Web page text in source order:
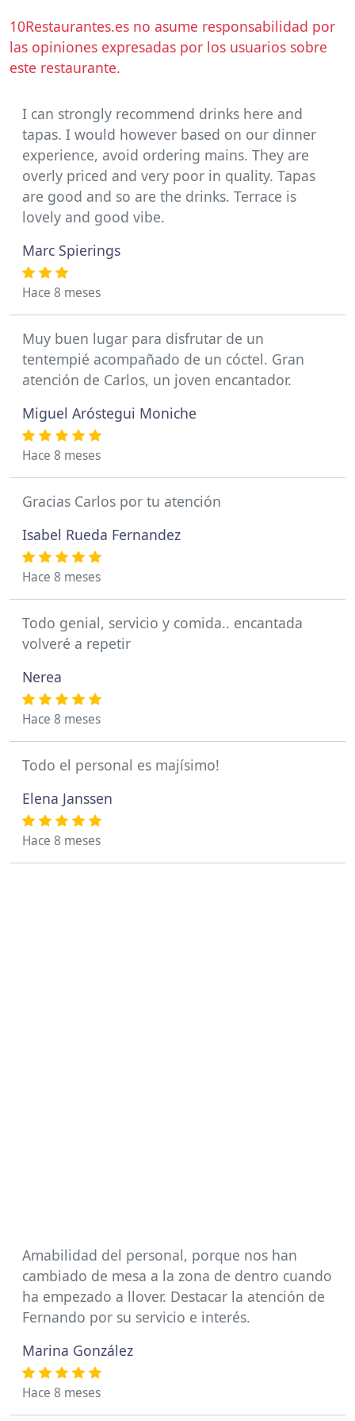
10Restaurantes.es no asume responsabilidad por
las opiniones expresadas por los usuarios sobre
este restaurante.
I can strongly recommend drinks here and
tapas. I would however based on our dinner
experience, avoid ordering mains. They are
overly priced and very poor in quality. Tapas
are good and so are the drinks. Terrace is
lovely and good vibe.
Marc Spierings
Hace 8 meses
Muy buen lugar para disfrutar de un
tentempié acompañado de un cóctel. Gran
atención de Carlos, un joven encantador.
Miguel Aróstegui Moniche
Hace 8 meses
Gracias Carlos por tu atención
Isabel Rueda Fernandez
Hace 8 meses
Todo genial, servicio y comida.. encantada
volveré a repetir
Nerea
Hace 8 meses
Todo el personal es majísimo!
Elena Janssen
Hace 8 meses
Amabilidad del personal, porque nos han
cambiado de mesa a la zona de dentro cuando
ha empezado a llover. Destacar la atención de
Fernando por su servicio e interés.
Marina González
Hace 8 meses